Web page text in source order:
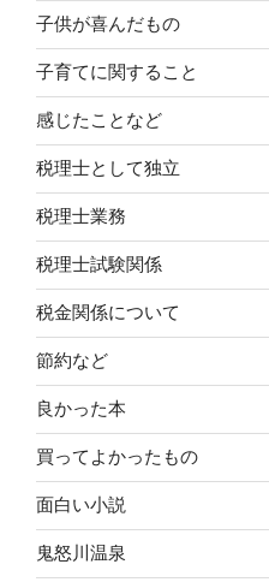
子供が喜んだもの
子育てに関すること
感じたことなど
税理士として独立
税理士業務
税理士試験関係
税金関係について
節約など
良かった本
買ってよかったもの
面白い小説
鬼怒川温泉